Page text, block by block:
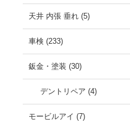
天井 内張 垂れ (5)
車検 (233)
鈑金・塗装 (30)
デントリペア (4)
モービルアイ (7)